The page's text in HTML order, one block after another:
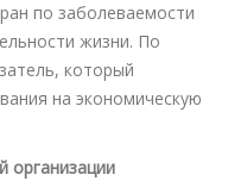
по заболеваемости
жизни. По
который
на экономическую
организации